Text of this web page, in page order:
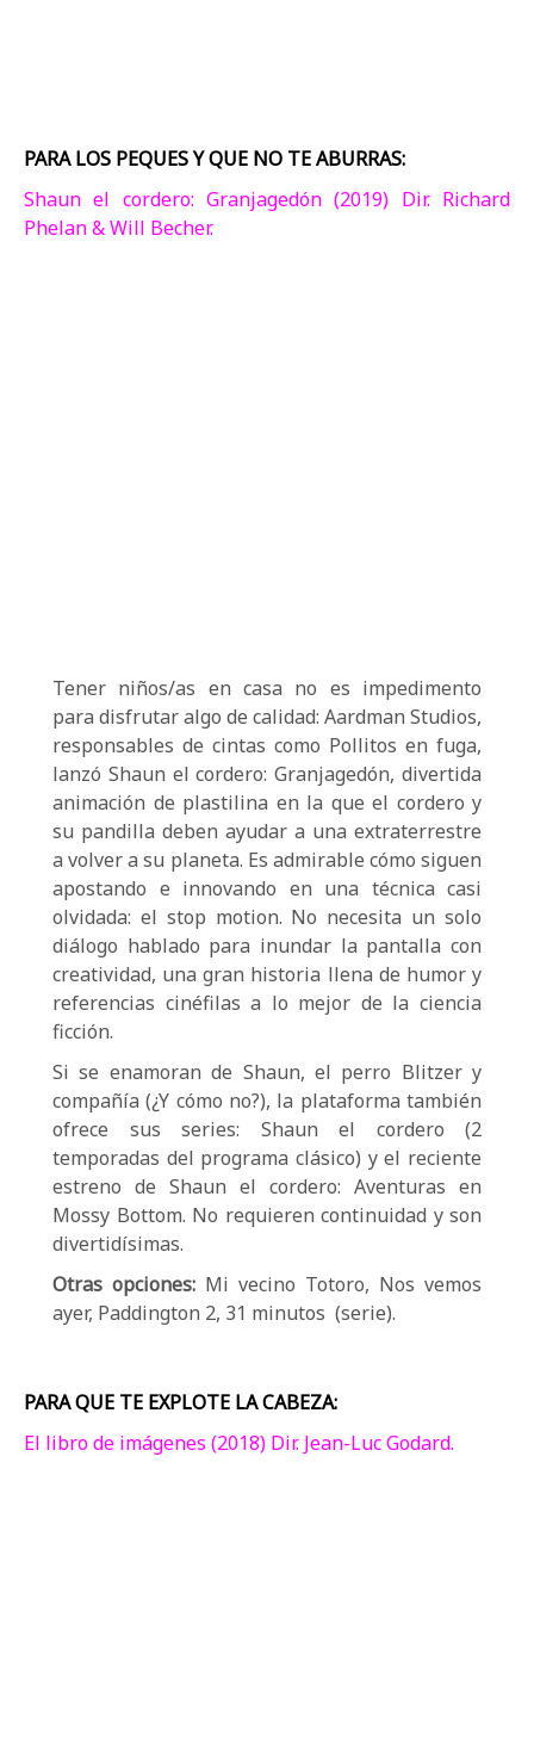
PARA LOS PEQUES Y QUE NO TE ABURRAS:
Shaun el cordero: Granjagedón (2019) Dir. Richard
Phelan & Will Becher.
Tener niños/as en casa no es impedimento
para disfrutar algo de calidad: Aardman Studios,
responsables de cintas como Pollitos en fuga,
lanzó Shaun el cordero: Granjagedón, divertida
animación de plastilina en la que el cordero y
su pandilla deben ayudar a una extraterrestre
a volver a su planeta. Es admirable cómo siguen
apostando e innovando en una técnica casi
olvidada: el stop motion. No necesita un solo
diálogo hablado para inundar la pantalla con
creatividad, una gran historia llena de humor y
referencias cinéfilas a lo mejor de la ciencia
ficción.
Si se enamoran de Shaun, el perro Blitzer y
compañía (¿Y cómo no?), la plataforma también
ofrece sus series: Shaun el cordero (2
temporadas del programa clásico) y el reciente
estreno de Shaun el cordero: Aventuras en
Mossy Bottom. No requieren continuidad y son
divertidísimas.
Otras opciones: Mi vecino Totoro, Nos vemos
ayer, Paddington 2, 31 minutos (serie).
PARA QUE TE EXPLOTE LA CABEZA:
El libro de imágenes (2018) Dir. Jean-Luc Godard.